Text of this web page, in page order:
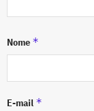
Nome *
E-mail *